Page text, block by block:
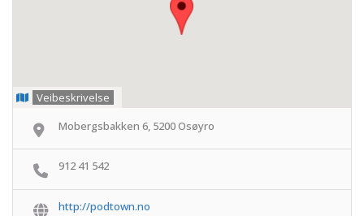
Veibeskrivelse
Mobergsbakken 6, 5200 Osøyro
912 41 542
http://podtown.no